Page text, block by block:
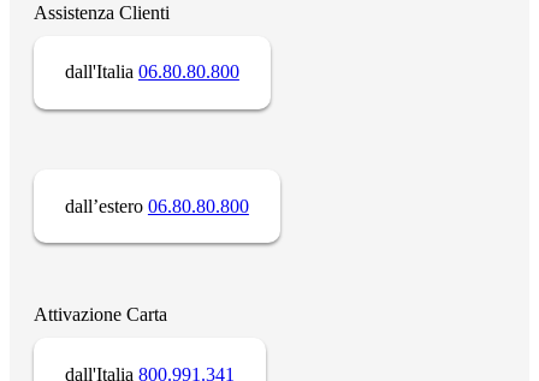
Assistenza Clienti
dall'Italia 06.80.80.800
dall’estero 06.80.80.800
Attivazione Carta
dall'Italia 800.991.341